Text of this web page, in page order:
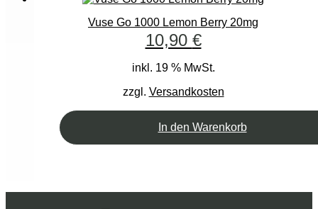
Vuse Go 1000 Lemon Berry 20mg
10,90 €
inkl. 19 % MwSt.
zzgl. Versandkosten
In den Warenkorb